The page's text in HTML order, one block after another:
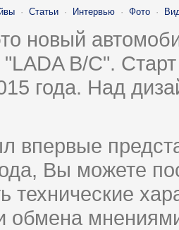
· Статьи · Интервью · Фото ·
новый
B/C".
года. Над
впервые
Вы можете
технические
обмена